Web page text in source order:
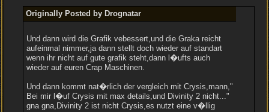
Originally Posted by Drognatar
Und dann wird die Grafik vebessert,und die Graka reicht
aufeinmal nimmer,ja dann stellt doch wieder auf standart
wenn ihr nicht auf gute grafik steht,dann l�ufts auch
wieder auf euren Crap Maschinen.
Und dann kommt nat�rlich der vergleich mit Crysis,mann,"
Bei mir l�uf Crysis mit max details,und Divinity 2 nicht..."
gna gna,Divinity 2 ist nicht Crysis,es nutzt eine v�llig